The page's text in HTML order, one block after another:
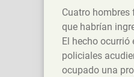
Cuatro hombres
que habrían
El hecho
policiales
ocupado una